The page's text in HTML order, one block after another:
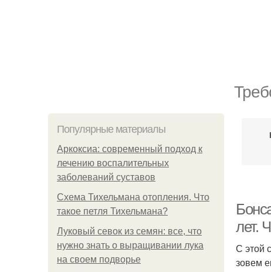
Популярные материалы
Аркоксиа: современный подход к
лечению воспалительных
заболеваний суставов
Схема Тихельмана отопления. Что
такое петля Тихельмана?
Луковый севок из семян: все, что
нужно знать о выращивании лука
на своем подворье
лет.
С этой
зовем